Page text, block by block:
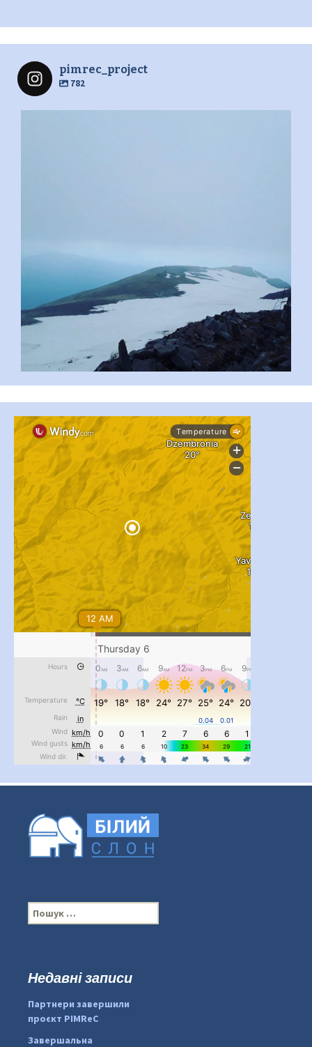
pimrec_project
782
...
pimrec_project
#PipIvanToday...
#PipIvanToday
pimrec_project
П
о
:Недавні записи
Партнери завершили
проєкт PIMReC
Завершальна